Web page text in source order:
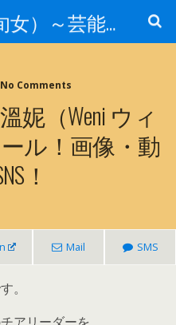
旬人（旬男・旬女）～芸能界等から旬な人・歌等の情報～
No Comments
妮（Weni ウィ
ル！画像・動
！
Mail SMS
。